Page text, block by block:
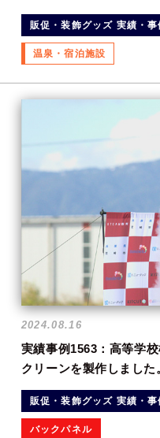
販促・装飾グッズ 実績・事
温泉・宿泊施設
2024.08.16
実績事例1563：高等学
クリーンを製作しました
販促・装飾グッズ 実績・事
バックパネル